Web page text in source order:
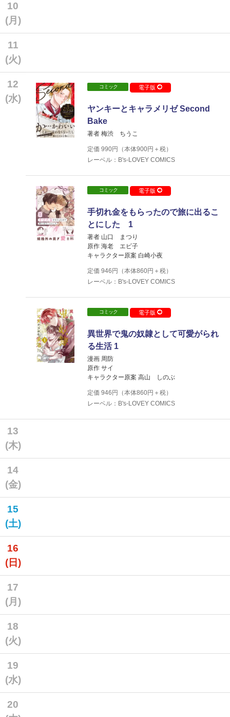
10
(月)
11
(火)
12
(水)
コミック 電子版
ヤンキーとキャラメリゼ Second
Bake
著者 梅渋 ちうこ
定価 990円（本体900円＋税）
レーベル：B's-LOVEY COMICS
コミック 電子版
手切れ金をもらったので旅に出るこ
とにした 1
著者 山口 まつり
原作 海老 エビ子
キャラクター原案 白崎小夜
定価 946 円（本体860円＋税）
レーベル：B's-LOVEY COMICS
コミック 電子版
異世界で鬼の奴隷として可愛がられ
る生活 1
漫画 周防
原作 サイ
キャラクター原案 高山 しのぶ
定価 946 円（本体860円＋税）
レーベル：B's-LOVEY COMICS
13
(木)
14
(金)
15
(土)
16
(日)
17
(月)
18
(火)
19
(水)
20